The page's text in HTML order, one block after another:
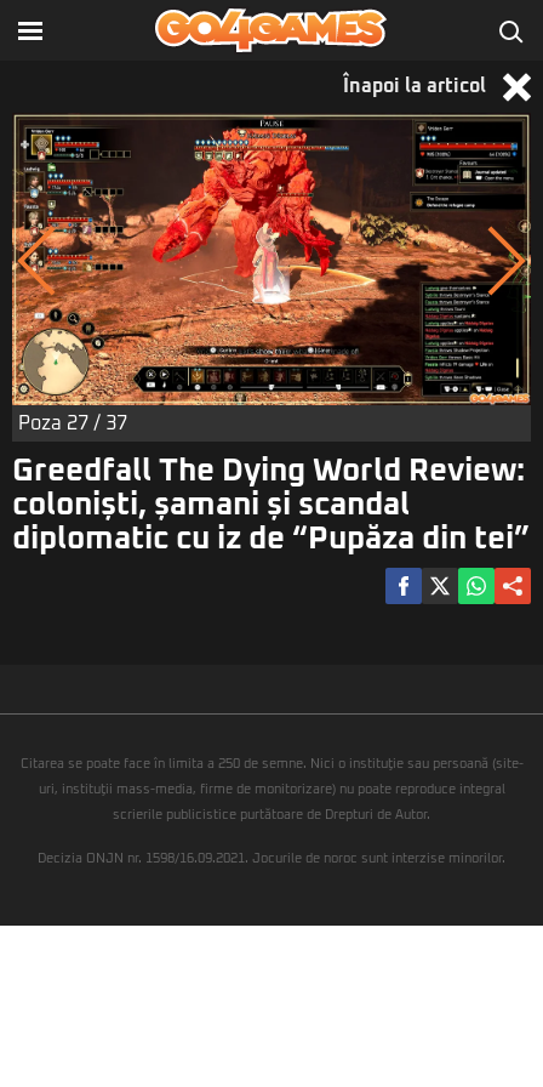
Înapoi la articol
Poza 27 / 37
Greedfall The Dying World Review:
coloniști, șamani și scandal
diplomatic cu iz de “Pupăza din tei”
Citarea se poate face în limita a 250 de semne. Nici o instituţie sau persoană (site-
uri, instituţii mass-media, firme de monitorizare) nu poate reproduce integral
scrierile publicistice purtătoare de Drepturi de Autor.
Decizia ONJN nr. 1598/16.09.2021. Jocurile de noroc sunt interzise minorilor.